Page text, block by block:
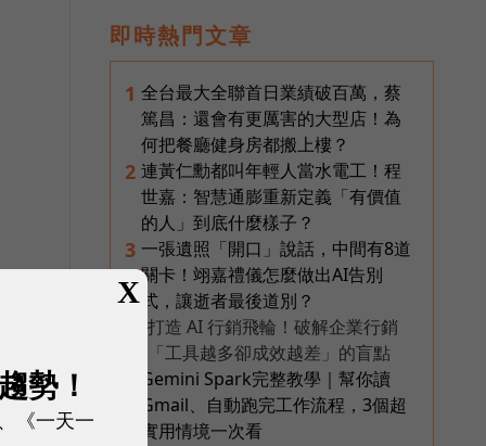
即時熱門文章
1 全台最大全聯首日業績破百萬，蔡
篤昌：還會有更厲害的大型店！為
何把餐廳健身房都搬上樓？
2 連黃仁勳都叫年輕人當水電工！程
世嘉：智慧通膨重新定義「有價值
的人」到底什麼樣子？
3 一張遺照「開口」說話，中間有8道
關卡！翊嘉禮儀怎麼做出AI告別
式，讓逝者最後道別？
打造 AI 行銷飛輪！破解企業行銷
「工具越多卻成效越差」的盲點
Gemini Spark完整教學｜幫你讀
Gmail、自動跑完工作流程，3個超
實用情境一次看
X
勢！
《一天一